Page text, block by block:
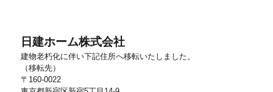
日建ホーム株式会社
建物老朽化に伴い下記住所へ移転いたしました。
（移転先）
〒160-0022